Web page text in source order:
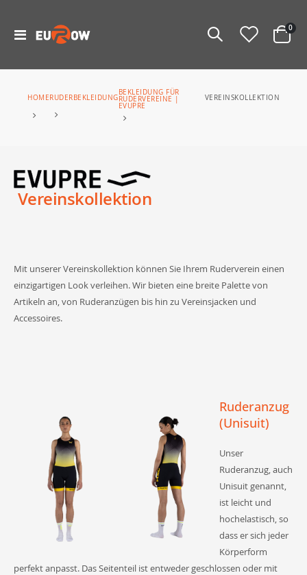
Navigation
umschalten
0
HOMERUDERBEKLEIDUNG
BEKLEIDUNG FÜR
RUDERVEREINE |
EVUPRE
VEREINSKOLLEKTION
Vereinskollektion
Mit unserer Vereinskollektion können Sie Ihrem Ruderverein einen
einzigartigen Look verleihen. Wir bieten eine breite Palette von
Artikeln an, von Ruderanzügen bis hin zu Vereinsjacken und
Accessoires.
Ruderanzug
(Unisuit)
Unser
Ruderanzug, auch
Unisuit genannt,
ist leicht und
hochelastisch, so
dass er sich jeder
Körperform
perfekt anpasst. Das Seitenteil ist entweder geschlossen oder mit